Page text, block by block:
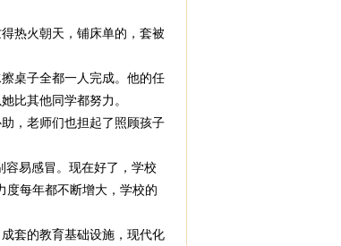
热火朝天，铺床单的，套被
桌子全都一人完成。他的任
比其他同学都努力。
，老师们也担起了照顾孩子
易感冒。现在好了，学校
度每年都不断增大，学校的
套的教育基础设施，现代化